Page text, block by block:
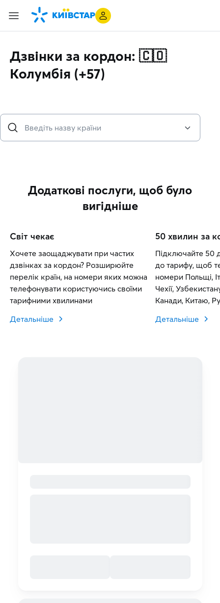
Дзвінки за кордон: 🇨🇴
Колумбія (+57)
Додаткові послуги, щоб було
вигідніше
Світ чекає
Хочете заощаджувати при частих
дзвінках за кордон? Розширюйте
перелік країн, на номери яких можна
телефонувати користуючись своїми
тарифними хвилинами
Детальніше
50 хвилин за
Підключайте 50
до тарифу, щоб
номери Польщі,
Чехії,
Канади, Китаю,
Детальніше